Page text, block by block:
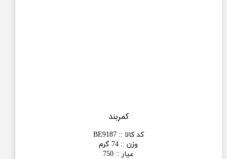
کمربند
کد کالا ::
BE9187
وزن :: 74 گرم
عیار ::
750